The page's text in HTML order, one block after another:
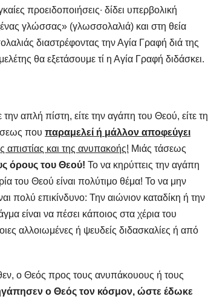
προειδοποιήσεις∙ δίδει υπερβολική
γλώσσας» (γλωσσολαλιά) και στη θεία
διαστρέφοντας την Αγία Γραφή διά της
θα εξετάσουμε τί η Αγία Γραφή διδάσκει.
την απλή πίστη, είτε την αγάπη του Θεού, είτε τη
που παραμελεί ή μάλλον αποφεύγει
απιστίας και της ανυπακοής! Μιάς τάσεως
όρους του Θεού! Το να κηρύττεις την αγάπη
του Θεού είναι πολύτιμο θέμα! Το να μην
πολύ επικίνδυνο: Την αιώνιον καταδίκη ή την
είναι να πέσει κάποιος στα χέρια του
αλλοιωμένες ή ψευδείς διδασκαλίες ή από
ο Θεός προς τους ανυπάκουους ή τους
ο Θεός τον κόσμον, ώστε έδωκε